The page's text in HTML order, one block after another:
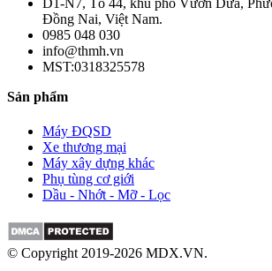
D1-N7, Tổ 44, khu phố Vườn Dừa,
Đồng Nai, Việt Nam.
0985 048 030
info@thmh.vn
MST:0318325578
Sản phẩm
Máy ĐQSD
Xe thương mại
Máy xây dựng khác
Phụ tùng cơ giới
Dầu - Nhớt - Mỡ - Lọc
© Copyright 2019-2026 MDX.VN.